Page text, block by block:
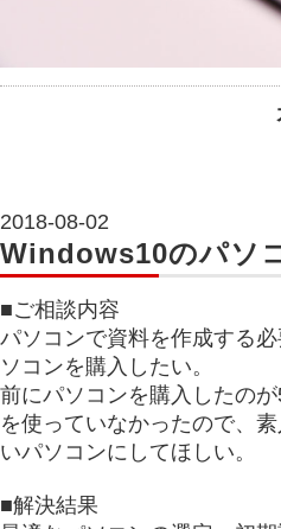
2018-08-02
Windows10のパソ
■ご相談内容
パソコンで資料を作成する
ソコンを購入したい。
前にパソコンを購入したの
を使っていなかったので、
いパソコンにしてほしい。
■解決結果